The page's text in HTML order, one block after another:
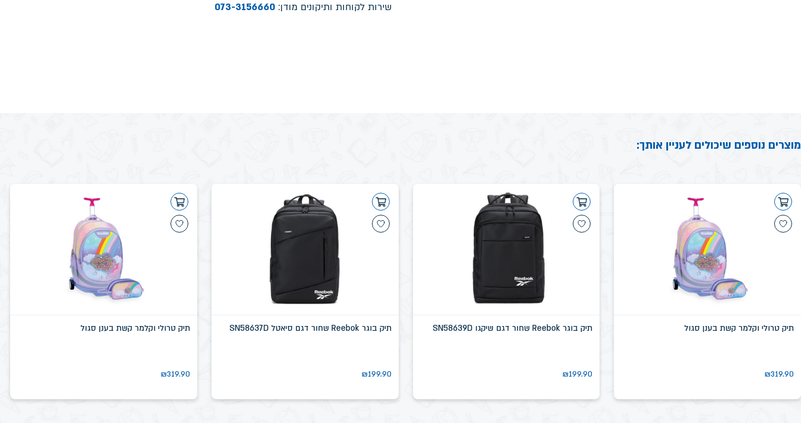
שירות לקוחות ותיקונים מודן: 073-3156660
מוצרים נוספים שיכולים לעניין אותך:
תיק טרולי וקלמר קשת בענן סגול
₪319.90
תיק בוגר Reebok שחור דגם שיקגו SN58639D
₪199.90
תיק בוגר Reebok שחור דגם סיאטל SN58637D
₪199.90
תיק טרולי וקלמר קשת בענן סגול
₪319.90